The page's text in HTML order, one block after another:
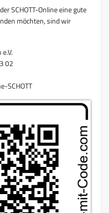
SCHOTT-Online eine gute
möchten, sind wir
02
SCHOTT